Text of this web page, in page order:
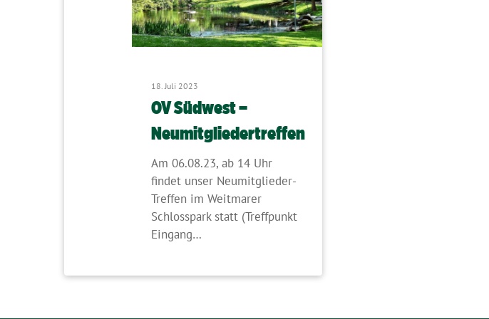
18. Juli 2023
OV Südwest –
Neumitgliedertreffen
Am 06.08.23, ab 14 Uhr
findet unser Neumitglieder-
Treffen im Weitmarer
Schlosspark statt (Treffpunkt
Eingang…